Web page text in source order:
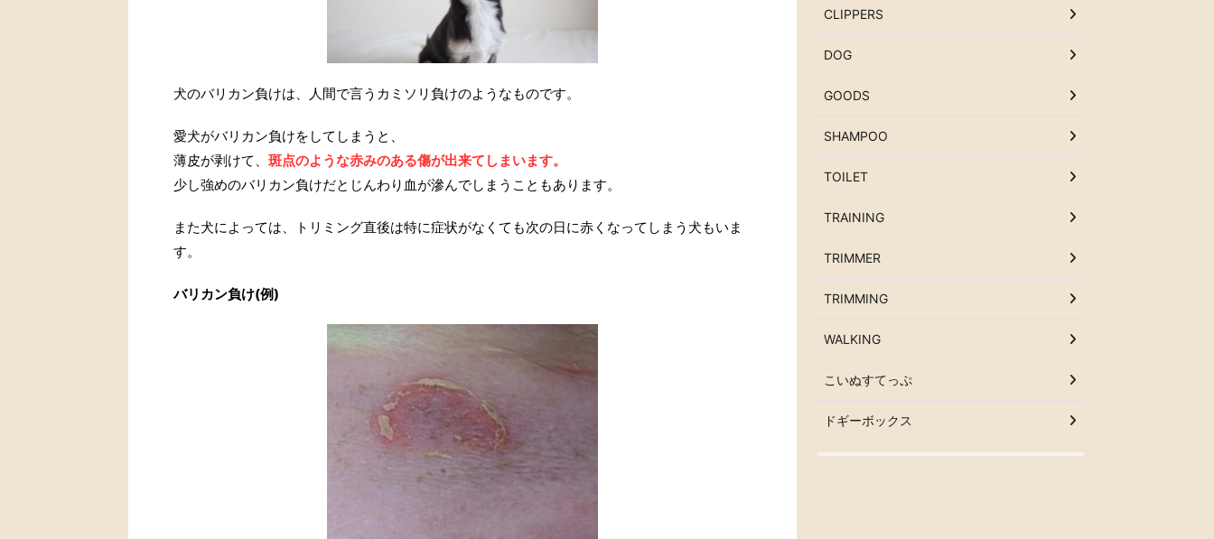
犬のバリカン負けは、人間で言うカミソリ負けのようなものです。
愛犬がバリカン負けをしてしまうと、
薄皮が剥けて、 斑点のような赤みのある傷が出来てしまいます。
少し強めのバリカン負けだとじんわり血が滲んでしまうこともあります。
また犬によっては、トリミング直後は特に症状がなくても次の日に赤くなってしまう犬もいま
す。
バリカン負け(例)
CLIPPERS
DOG
GOODS
SHAMPOO
TOILET
TRAINING
TRIMMER
TRIMMING
WALKING
こいぬすてっぷ
ドギーボックス